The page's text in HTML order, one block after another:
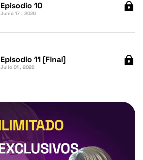
Episodio 10
Junio 17 , 2026
Episodio 11 [Final]
Julio 01 , 2026